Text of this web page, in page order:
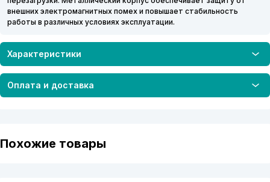
внешних электромагнитных помех и повышает стабильность
работы в различных условиях эксплуатации.
Характеристики
Оплата и доставка
Похожие товары